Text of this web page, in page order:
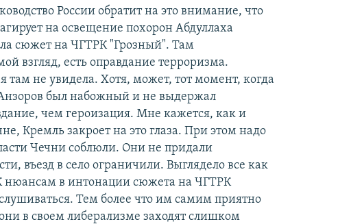
России обратит на это внимание, что
на освещение похорон Абдуллаха
сюжет на ЧГТРК "Грозный". Там
взгляд, есть оправдание терроризма.
там не увидела. Хотя, может, тот момент, когда
был набожный и не выдержал
чем героизация. Мне кажется, как и
Кремль закроет на это глаза. При этом надо
Чечни соблюли. Они не придали
въезд в село ограничили. Выглядело все как
нюансам в интонации сюжета на ЧГТРК
Тем более что им самим приятно
в своем либерализме заходят слишком